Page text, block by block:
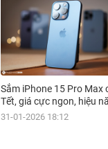
Sắm iPhone 15 Pro Max
Tết, giá cực ngon, hiệu
đỉnh, kèm nhiều ưu đãi,
31-01-2026 18:12